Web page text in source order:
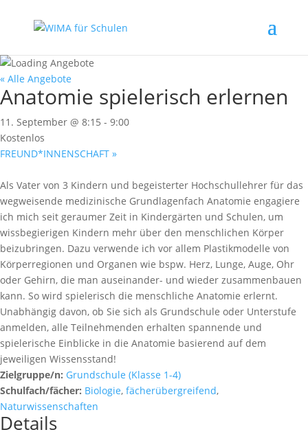
« Alle Angebote
Anatomie spielerisch erlernen
11. September @ 8:15 - 9:00
Kostenlos
FREUND*INNENSCHAFT »
Als Vater von 3 Kindern und begeisterter Hochschullehrer für das
wegweisende medizinische Grundlagenfach Anatomie engagiere
ich mich seit geraumer Zeit in Kindergärten und Schulen, um
wissbegierigen Kindern mehr über den menschlichen Körper
beizubringen. Dazu verwende ich vor allem Plastikmodelle von
Körperregionen und Organen wie bspw. Herz, Lunge, Auge, Ohr
oder Gehirn, die man auseinander- und wieder zusammenbauen
kann. So wird spielerisch die menschliche Anatomie erlernt.
Unabhängig davon, ob Sie sich als Grundschule oder Unterstufe
anmelden, alle Teilnehmenden erhalten spannende und
spielerische Einblicke in die Anatomie basierend auf dem
jeweiligen Wissensstand!
Zielgruppe/n: Grundschule (Klasse 1-4)
Schulfach/fächer: Biologie, fächerübergreifend,
Naturwissenschaften
Details